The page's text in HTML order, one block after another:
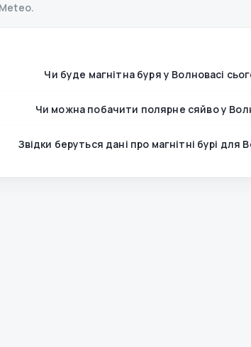
Чи буде магнітна буря у Волновасі
Чи можна побачити полярне сяйво у
Звідки беруться дані про магнітні бурі для